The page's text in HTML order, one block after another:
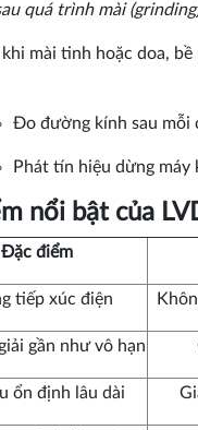
quá trình mài
khi mài tinh hoặc doa,
Đo đường kính sau mỗi
Phát tín hiệu dừng máy
nổi bật của
Đặc điểm
tiếp xúc điện
gần như vô hạn
ổn định lâu dài